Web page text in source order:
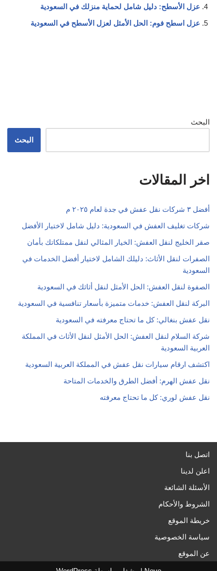
عزل الأسطح: دليل شامل لحماية منزلك في السعودية
عزل اسطح فوم: الحل الأمثل لعزل الأسطح في السعودية
البحث
البحث
اخر المقالات
أفضل ٣ شركات نقل عفش في جدة لعام ٢٠٢٥ م
شركات تغليف العفش في السعودية: دليل شامل لاختيار الأفضل
صقر الخليج لنقل العفش: الخيار المثالي لنقل ممتلكاتك بأمان
الصفرات لنقل الأثاث: دليلك الشامل لاختيار أفضل الخدمات في
السعودية
الصفوة لنقل العفش: الحل الأمثل لنقل أثاثك في السعودية
البركة لنقل العفش: خدمات متميزة بأسعار تنافسية في السعودية
نقل عفش بنغالي: كل ما تحتاج معرفته في السعودية
شركة السلام لنقل العفش: الحل الأمثل لنقل الأثاث في المملكة
العربية السعودية
اكتشف ارقام سيارات نقل عفش في المملكة العربية السعودية
نقل عفش الهرم: أفضل الطرق والخدمات المتاحة
نقل عفش لوري: كل ما تحتاج معرفته
اتصل بنا
اعلن لدينا
الأسئلة الشائعة
الشروط والأحكام
خريطة الموقع
سياسة الخصوصية
عن الموقع